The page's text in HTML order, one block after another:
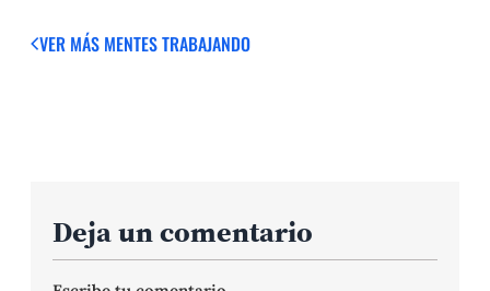
VER MÁS MENTES TRABAJANDO
Deja un comentario